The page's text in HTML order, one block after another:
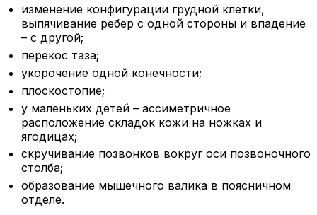
изменение конфигурации грудной клетки,
выпячивание ребер с одной стороны и впадение
– с другой;
перекос таза;
укорочение одной конечности;
плоскостопие;
у маленьких детей – ассиметричное
расположение складок кожи на ножках и
ягодицах;
скручивание позвонков вокруг оси позвоночного
столба;
образование мышечного валика в поясничном
отделе.